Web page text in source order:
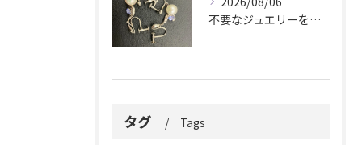
不要なジュエリーを眠らせていませんか？
タグ Tags